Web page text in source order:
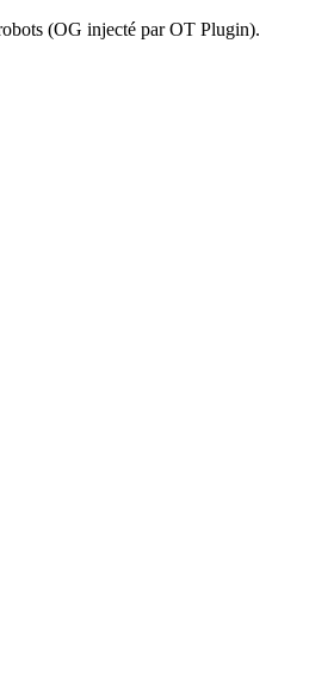
(OG injecté par OT Plugin).